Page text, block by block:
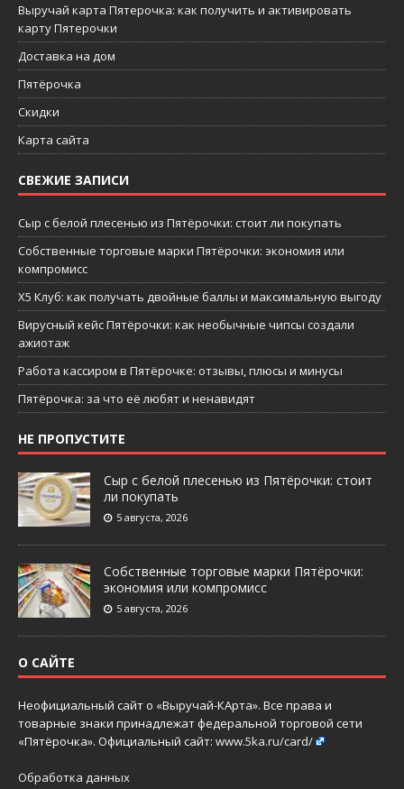
Выручай карта Пятерочка: как получить и активировать
карту Пятерочки
Доставка на дом
Пятёрочка
Скидки
Карта сайта
СВЕЖИЕ ЗАПИСИ
Сыр с белой плесенью из Пятёрочки: стоит ли покупать
Собственные торговые марки Пятёрочки: экономия или
компромисс
X5 Клуб: как получать двойные баллы и максимальную выгоду
Вирусный кейс Пятёрочки: как необычные чипсы создали
ажиотаж
Работа кассиром в Пятёрочке: отзывы, плюсы и минусы
Пятёрочка: за что её любят и ненавидят
НЕ ПРОПУСТИТЕ
Сыр с белой плесенью из Пятёрочки: стоит
ли покупать
5 августа, 2026
Собственные торговые марки Пятёрочки:
экономия или компромисс
5 августа, 2026
О САЙТЕ
Неофициальный сайт о «Выручай-КАрта». Все права и
товарные знаки принадлежат федеральной торговой сети
«Пятёрочка». Официальный сайт: www.5ka.ru/card/
Обработка данных